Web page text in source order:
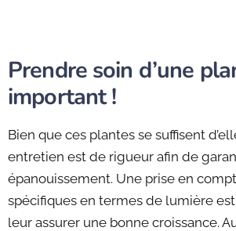
Prendre soin d’une
important !
Bien que ces plantes se suffisent
entretien est de rigueur afin de
épanouissement. Une prise en
spécifiques en termes de lumière
leur assurer une bonne croissance.